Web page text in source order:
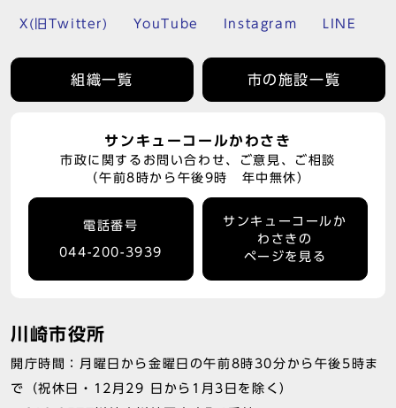
X(旧Twitter) YouTube Instagram LINE
組織一覧 市の施設一覧
サンキューコールかわさき
市政に関するお問い合わせ、ご意見、ご相談
（午前8時から午後9時 年中無休）
電話番号
044-200-3939
サンキューコールか
わさきの
ページを見る
川崎市役所
開庁時間：月曜日から金曜日の午前8時30分から午後5時ま
で（祝休日・12月29 日から1月3日を除く）